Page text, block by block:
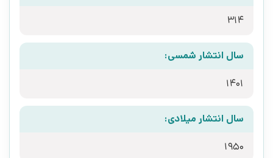
314
سال انتشار شمسی:
1401
سال انتشار میلادی:
1950